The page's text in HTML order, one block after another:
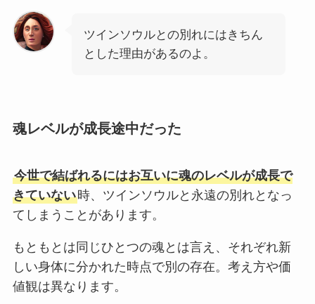
ツインソウルとの別れにはきちん
とした理由があるのよ。
魂レベルが成長途中だった
今世で結ばれるにはお互いに魂のレベルが成長で
きていない時、ツインソウルと永遠の別れとなっ
てしまうことがあります。
もともとは同じひとつの魂とは言え、それぞれ新
しい身体に分かれた時点で別の存在。考え方や価
値観は異なります。